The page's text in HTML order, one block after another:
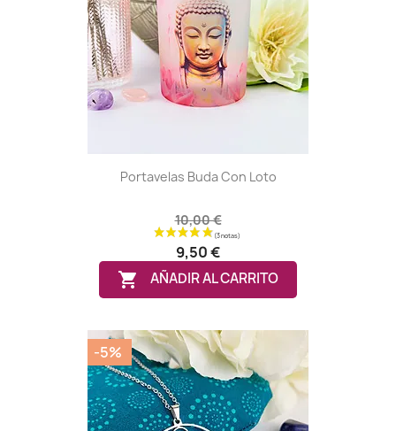
Portavelas Buda Con Loto
10,00 €
9,50 €
 AÑADIR AL CARRITO
-5%